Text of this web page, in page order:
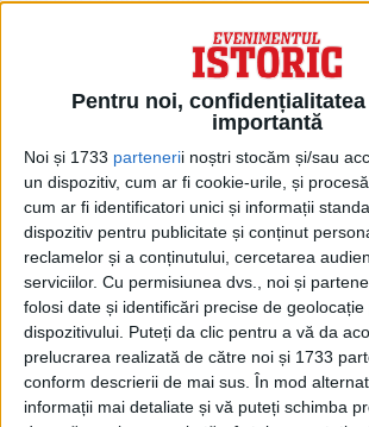
Pentru noi,
importantă
Noi și 1733 partenerii noștri stocăm și/sau
un dispozitiv, cum ar fi cookie-urile, și
cum ar fi identificatori unici și informații
dispozitiv pentru publicitate și conținut
reclamelor și a conținutului, cercetarea
serviciilor. Cu permisiunea dvs., noi și
folosi date și identificări precise de
dispozitivului. Puteți da clic pentru a vă da
prelucrarea realizată de către noi și 1733
conform descrierii de mai sus. În mod
informații mai detaliate și vă puteți schimba
ARTICOLE ONLINE
Cearta despre puterile supranaturale
dintre Sir Arthur Conan Doyle și Harry
Sir Arthur Conan Doyle, unul dintre cei